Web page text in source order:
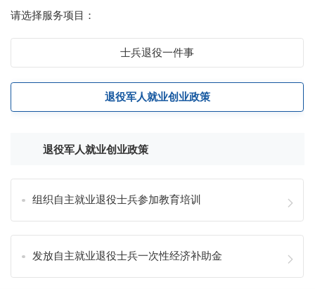
请选择服务项目：
士兵退役一件事
退役军人就业创业政策
退役军人就业创业政策
组织自主就业退役士兵参加教育培训
发放自主就业退役士兵一次性经济补助金